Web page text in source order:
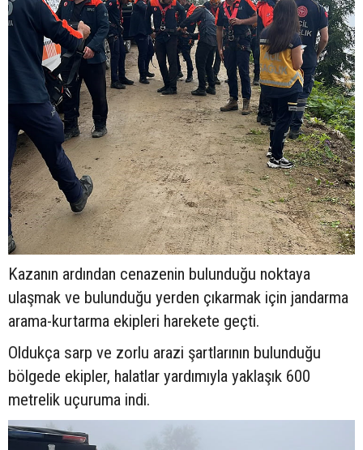
Kazanın ardından cenazenin bulunduğu noktaya
ulaşmak ve bulunduğu yerden çıkarmak için jandarma
arama-kurtarma ekipleri harekete geçti.
Oldukça sarp ve zorlu arazi şartlarının bulunduğu
bölgede ekipler, halatlar yardımıyla yaklaşık 600
metrelik uçuruma indi.